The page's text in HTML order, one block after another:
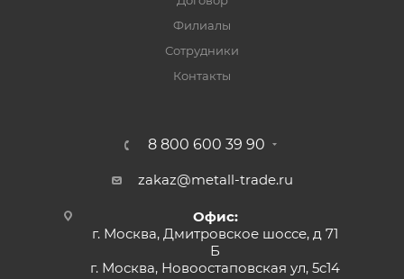
Филиалы
Сотрудники
Контакты
8 800 600 39 90
zakaz@metall-trade.ru
Офис:
г. Москва, Дмитровское шоссе, д 71
Б
г. Москва, Новоостаповская ул, 5с14